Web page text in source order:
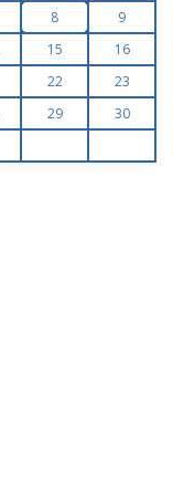
8
9
15
16
22
23
29
30